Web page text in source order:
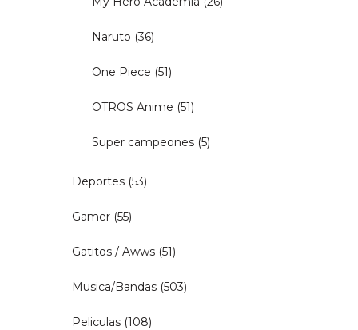
Naruto (36)
One Piece (51)
OTROS Anime (51)
Super campeones (5)
Deportes (53)
Gamer (55)
Gatitos / Awws (51)
Musica/Bandas (503)
Peliculas (108)